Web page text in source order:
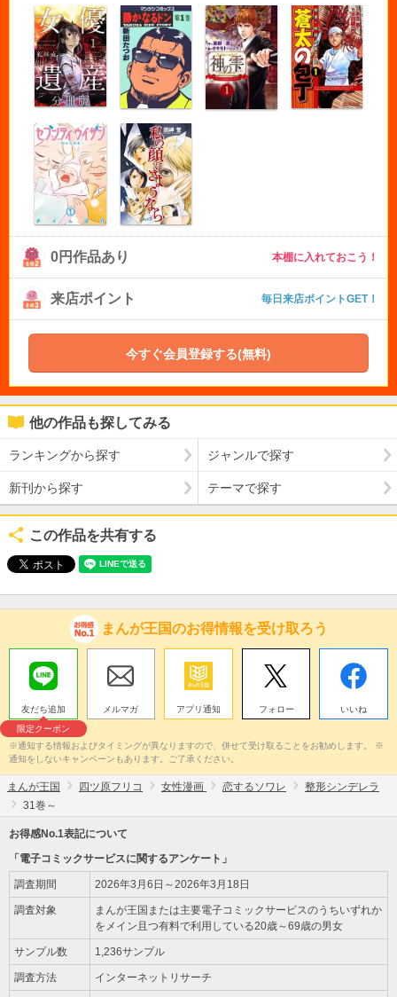
0円作品あり 本棚に入れておこう！
来店ポイント 毎日来店ポイントGET！
今すぐ会員登録する(無料)
他の作品も探してみる
ランキングから探す ジャンルで探す
新刊から探す テーマで探す
この作品を共有する
まんが王国のお得情報を受け取ろう
友だち追加
限定クーポン
メルマガ アプリ通知 フォロー いいね
※通知する情報およびタイミングが異なりますので、併せて受け取ることをお勧めします。 ※
通知をしないキャンペーンもあります。ご了承ください。
まんが王国 四ツ原フリコ 女性漫画 恋するソワレ
整形シンデレラ
31巻～
お得感No.1表記について
「電子コミックサービスに関するアンケート」
調査期間 2026年3月6日～2026年3月18日
調査対象
まんが王国または主要電子コミックサービスのうちいずれか
をメイン且つ有料で利用している20歳～69歳の男女
サンプル数 1,236サンプル
調査方法 インターネットリサーチ